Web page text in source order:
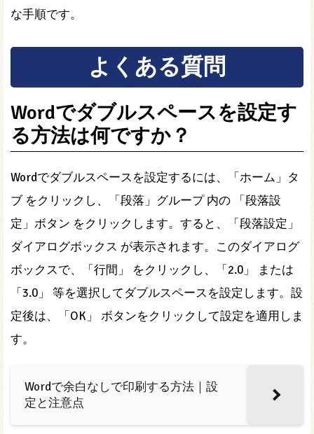
な手順です。
よくある質問
Wordでダブルスペースを設定す
る方法は何ですか？
Wordでダブルスペースを設定するには、「ホーム」タ
ブ をクリックし、「段落」グループ 内の 「段落設
定」ボタン をクリックします。すると、「段落設定」
ダイアログボックス が表示されます。このダイアログ
ボックスで、「行間」 をクリックし、「2.0」 または
「3.0」 等を選択してダブルスペースを設定します。設
定後は、「OK」 ボタンをクリックして設定を適用しま
す。
Wordで余白なしで印刷する方法｜設
定と注意点